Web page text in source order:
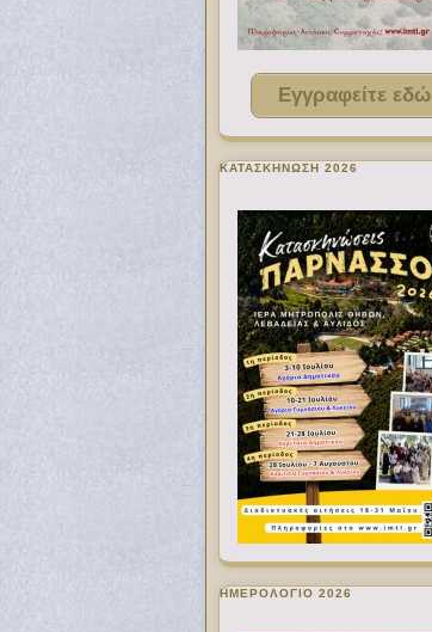
Εγγραφείτε εδώ
ΚΑΤΑΣΚΗΝΩΣΗ 2026
ΗΜΕΡΟΛΟΓΙΟ 2026